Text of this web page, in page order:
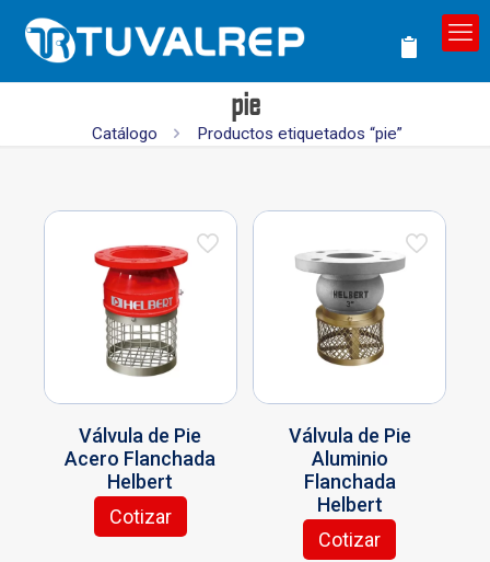
pie
Catálogo Productos etiquetados “pie”
Válvula de Pie
Acero Flanchada
Helbert
Cotizar
Este
Válvula de Pie
Aluminio
Flanchada
Helbert
Cotizar
Este